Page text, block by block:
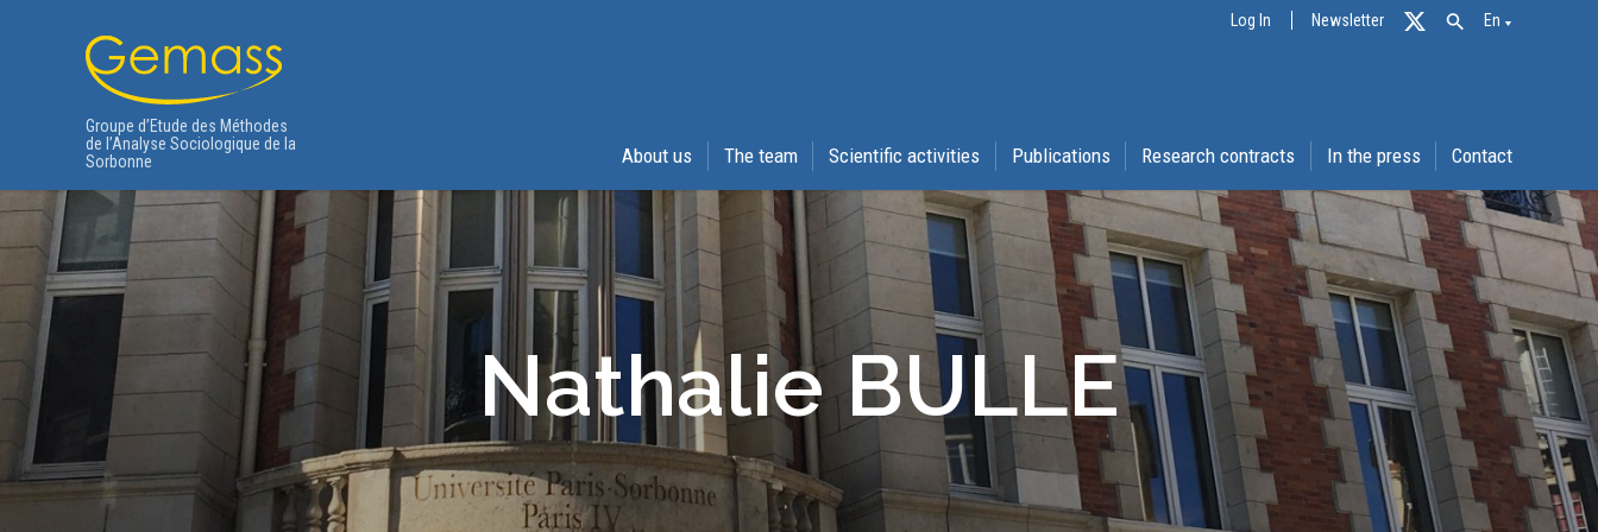
Log In Newsletter En
Groupe d’Etude des Méthodes
de l’Analyse Sociologique de la
Sorbonne
About us The team Scientific activities Publications Research contracts In the press Contact
Nathalie BULLE